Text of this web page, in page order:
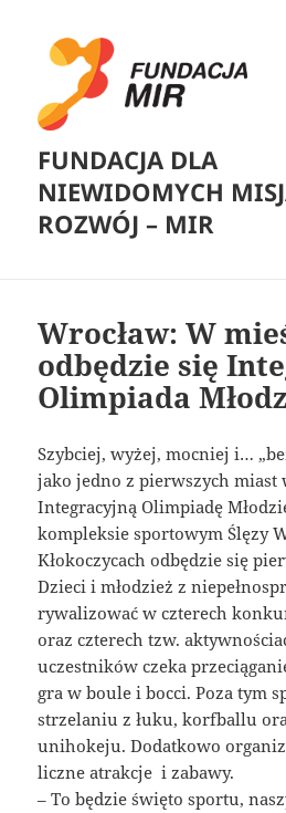
FUNDACJA DLA
NIEWIDOMYCH
ROZWÓJ – MIR
Wrocław: W
odbędzie się
Olimpiada
Szybciej, wyżej, mocniej i…
jako jedno z pierwszych miast
Integracyjną Olimpiadę
kompleksie sportowym Ślęzy
Kłokoczycach odbędzie się
Dzieci i młodzież z
rywalizować w czterech
oraz czterech tzw.
uczestników czeka
gra w boule i bocci. Poza tym
strzelaniu z łuku, korfballu
unihokeju. Dodatkowo
liczne atrakcje i zabawy.
– To będzie święto sportu,